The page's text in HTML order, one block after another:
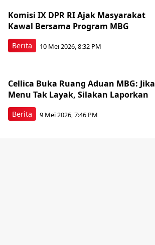
Berita
Komisi IX DPR RI Ajak Masyarakat
Kawal Bersama Program MBG
10 Mei 2026, 8:32 PM
Berita
Cellica Buka Ruang Aduan MBG: Jika
Menu Tak Layak, Silakan Laporkan
9 Mei 2026, 7:46 PM